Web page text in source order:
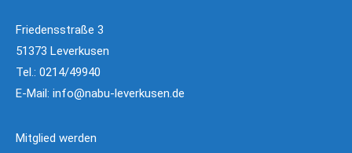
Friedensstraße 3
51373 Leverkusen
Tel.: 0214/49940
E-Mail: info@nabu-leverkusen.de
Mitglied werden